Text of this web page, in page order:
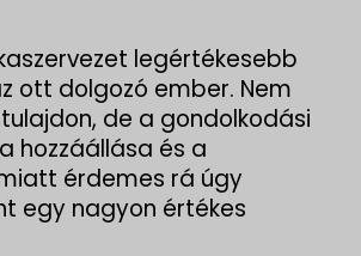
legértékesebb
ott dolgozó ember. Nem
de a gondolkodási
hozzáállása és a
érdemes rá úgy
egy nagyon értékes